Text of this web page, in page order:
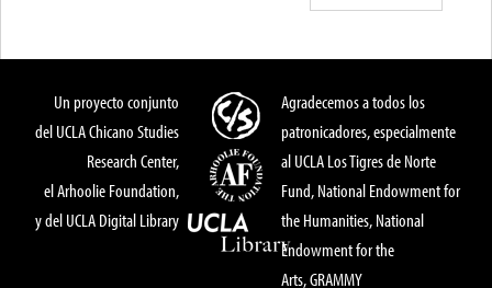
Un proyecto conjunto
del UCLA Chicano Studies
Research Center,
el Arhoolie Foundation,
y del UCLA Digital Library
Agradecemos a todos los
patronicadores, especialmente
al UCLA Los Tigres de Norte
Fund, National Endowment for
the Humanities, National
Endowment for the
Arts, GRAMMY